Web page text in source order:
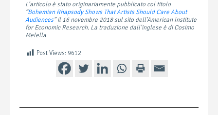
L’articolo è stato originariamente pubblicato col titolo
“Bohemian Rhapsody Shows That Artists Should Care About
Audiences” il 16 novembre 2018 sul sito dell’American Institute
for Economic Research. La traduzione dall’inglese è di Cosimo
Melella
Post Views: 9612